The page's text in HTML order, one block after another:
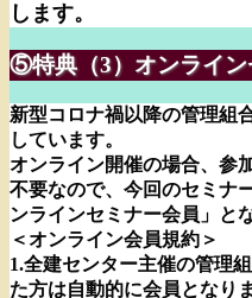
します。
⑤特典（3）オンライン
新型コロナ禍以降の管理組
しています。
オンライン開催の場合、参
不要なので、今回のセミナ
ンラインセミナー会員」と
＜オンライン会員規約＞
1.全建センター主催の管理
た方は自動的に会員となりま